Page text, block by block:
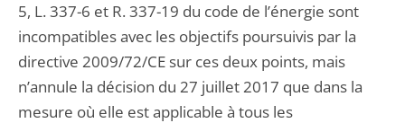
5, L. 337-6 et R. 337-19 du code de l’énergie sont
incompatibles avec les objectifs poursuivis par la
directive 2009/72/CE sur ces deux points, mais
n’annule la décision du 27 juillet 2017 que dans la
mesure où elle est applicable à tous les